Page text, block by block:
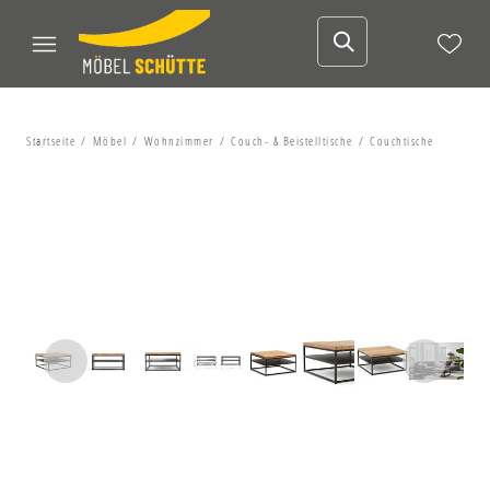
Startseite Möbel Wohnzimmer Couch- & Beistelltische Couchtische